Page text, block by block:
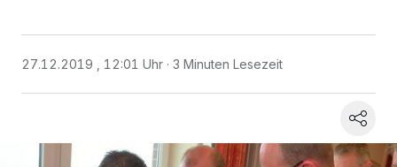
27.12.2019 , 12:01 Uhr 3 Minuten Lesezeit
personenbezogene Daten wie Browserdaten oder eindeutige
Tracking-Technologien für die unter „Wir und unsere Partner
verarbeiten Daten, um Ihnen Dienste bereitzustellen“ aufgeführten
Einstellungen oder Ablehnen am unteren Rand der Webseite klicken.
Ihre Einstellungen gelten innerhalb unseres Website. Weitere